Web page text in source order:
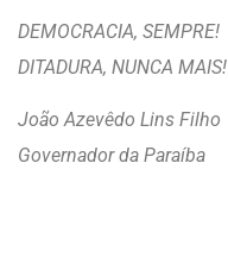
DEMOCRACIA, SEMPRE!
DITADURA, NUNCA MAIS!
João Azevêdo Lins Filho
Governador da Paraíba